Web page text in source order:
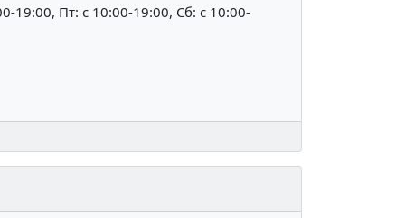
19:00, Пт: c 10:00-19:00, Сб: c 10:00-